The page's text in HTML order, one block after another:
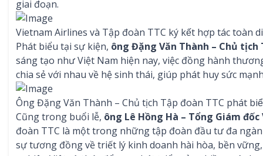
giai đoạn.
Vietnam Airlines và Tập đoàn TTC ký kết hợp tác toàn
Phát biểu tại sự kiện, ông Đặng Văn Thành – Chủ tịch
sáng tạo như Việt Nam hiện nay, việc đồng hành
chia sẻ với nhau về hệ sinh thái, giúp phát huy sức
Ông Đặng Văn Thành – Chủ tịch Tập đoàn TTC phát
Cũng trong buổi lễ, ông Lê Hồng Hà – Tổng Giám
đoàn TTC là một trong những tập đoàn đầu tư đa
sự tương đồng về triết lý kinh doanh hài hòa, bền